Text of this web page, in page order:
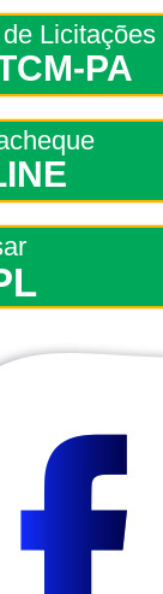
Licitações
PA